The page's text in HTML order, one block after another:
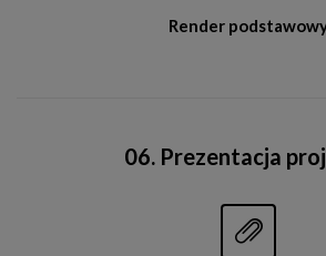
Render
06. Prezentacja

